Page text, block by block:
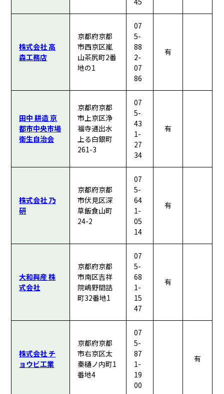
株式会社 高
森工務店
京都府京都
市西京区嵐
山茶尻町2番
地の1
07
5-
88
2-
07
86
有
田中 耕造 京
都市中央市場
衛生自治会
京都府京都
市上京区浄
福寺通出水
上る白銀町
261-3
07
5-
43
1-
27
34
有
株式会社 乃
研
京都府京都
市伏見区深
草飯食山町
24-2
07
5-
64
1-
05
14
有
大和興産 株
式会社
京都府京都
市南区吉祥
院嶋野間詰
町32番地1
07
5-
68
1-
15
47
有
株式会社 チ
ョウビ工業
京都府京都
市右京区太
秦樋ノ内町1
番地4
07
5-
87
1-
19
00
有